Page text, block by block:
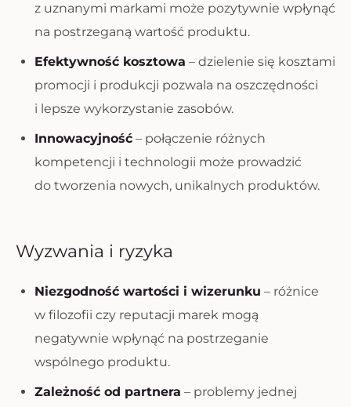
z uznanymi markami może pozytywnie wpłynąć
na postrzeganą wartość produktu.
Efektywność kosztowa – dzielenie się kosztami
promocji i produkcji pozwala na oszczędności
i lepsze wykorzystanie zasobów.
Innowacyjność – połączenie różnych
kompetencji i technologii może prowadzić
do tworzenia nowych, unikalnych produktów.
Wyzwania i ryzyka
Niezgodność wartości i wizerunku – różnice
w filozofii czy reputacji marek mogą
negatywnie wpłynąć na postrzeganie
wspólnego produktu.
Zależność od partnera – problemy jednej